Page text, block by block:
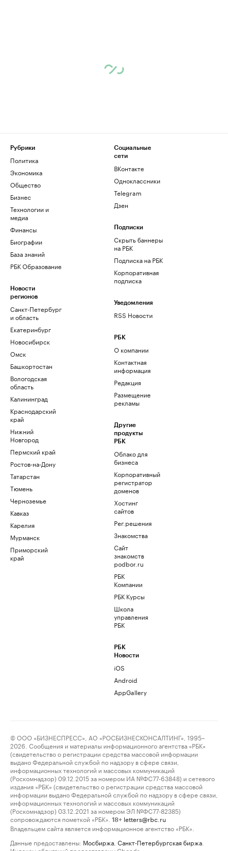
Рубрики
Политика
Экономика
Общество
Бизнес
Технологии и
медиа
Финансы
Биографии
База знаний
РБК Образование
Новости
регионов
Санкт-Петербург
и область
Екатеринбург
Новосибирск
Омск
Башкортостан
Вологодская
область
Калининград
Краснодарский
край
Нижний
Новгород
Пермский край
Ростов-на-Дону
Татарстан
Тюмень
Черноземье
Кавказ
Карелия
Мурманск
Приморский
край
Социальные
сети
ВКонтакте
Одноклассники
Telegram
Дзен
Подписки
Скрыть баннеры
на РБК
Подписка на РБК
Корпоративная
подписка
Уведомления
RSS Новости
РБК
О компании
Контактная
информация
Редакция
Размещение
рекламы
Другие
продукты
РБК
Облако для
бизнеса
Корпоративный
регистратор
доменов
Хостинг
сайтов
Рег.решения
Знакомства
Сайт
знакомств
podbor.ru
РБК
Компании
РБК Курсы
Школа
управления
РБК
РБК
Новости
iOS
Android
AppGallery
© ООО «БИЗНЕСПРЕСС», АО «РОСБИЗНЕСКОНСАЛТИНГ», 1995–
2026. Сообщения и материалы информационного агентства «РБК»
(свидетельство о регистрации средства массовой информации
выдано Федеральной службой по надзору в сфере связи,
информационных технологий и массовых коммуникаций
(Роскомнадзор) 09.12.2015 за номером ИА №ФС77-63848) и сетевого
издания «РБК» (свидетельство о регистрации средства массовой
информации выдано Федеральной службой по надзору в сфере связи,
информационных технологий и массовых коммуникаций
(Роскомнадзор) 03.12.2021 за номером ЭЛ №ФС77-82385)
сопровождаются пометкой «РБК».
18+ letters@rbc.ru
Владельцем сайта является информационное агентство «РБК».
Данные предоставлены: Мосбиржа Санкт-Петербургская биржа